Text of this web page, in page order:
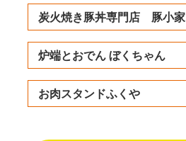
炭火焼き豚丼専門店 豚小家
炉端とおでん ぼくちゃん
お肉スタンドふくや